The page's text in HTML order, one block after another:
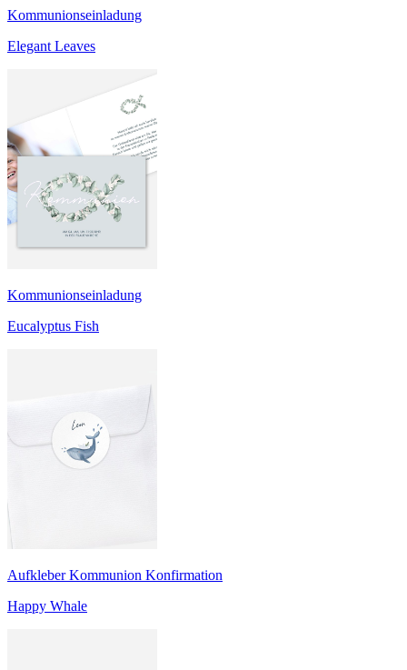
Kommunionseinladung
Elegant Leaves
Kommunionseinladung
Eucalyptus Fish
Aufkleber Kommunion Konfirmation
Happy Whale